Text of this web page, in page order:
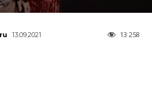
13.09.2021 13 258